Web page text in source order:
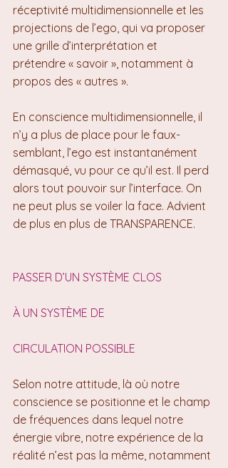
réceptivité multidimensionnelle et les
projections de l’ego, qui va proposer
une grille d’interprétation et
prétendre « savoir », notamment à
propos des « autres ».
En conscience multidimensionnelle, il
n’y a plus de place pour le faux-
semblant, l’ego est instantanément
démasqué, vu pour ce qu’il est. Il perd
alors tout pouvoir sur l’interface. On
ne peut plus se voiler la face. Advient
de plus en plus de TRANSPARENCE.
PASSER D’UN SYSTÈME CLOS
À UN SYSTÈME DE
CIRCULATION POSSIBLE
Selon notre attitude, là où notre
conscience se positionne et le champ
de fréquences dans lequel notre
énergie vibre, notre expérience de la
réalité n’est pas la même, notamment